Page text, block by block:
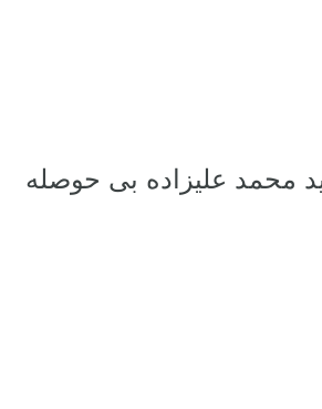
محمد علیزاده بی حوصله